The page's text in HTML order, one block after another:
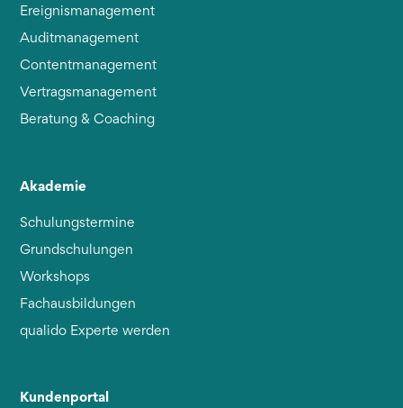
Ereignismanagement
Auditmanagement
Contentmanagement
Vertragsmanagement
Beratung & Coaching
Akademie
Schulungstermine
Grundschulungen
Workshops
Fachausbildungen
qualido Experte werden
Kundenportal